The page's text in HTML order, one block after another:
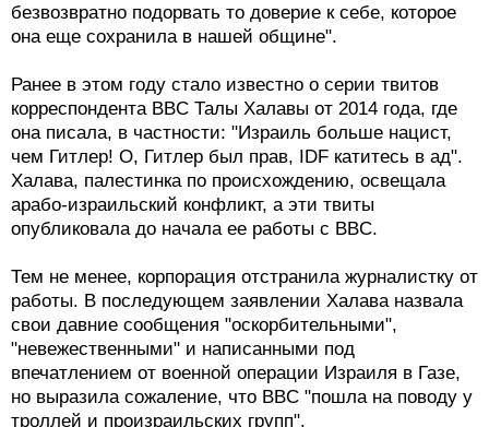
безвозвратно подорвать то доверие к себе, которое
она еще сохранила в нашей общине".
Ранее в этом году стало известно о серии твитов
корреспондента BBC Талы Халавы от 2014 года, где
она писала, в частности: "Израиль больше нацист,
чем Гитлер! О, Гитлер был прав, IDF катитесь в ад".
Халава, палестинка по происхождению, освещала
арабо-израильский конфликт, а эти твиты
опубликовала до начала ее работы с BBC.
Тем не менее, корпорация отстранила журналистку от
работы. В последующем заявлении Халава назвала
свои давние сообщения "оскорбительными",
"невежественными" и написанными под
впечатлением от военной операции Израиля в Газе,
но выразила сожаление, что BBC "пошла на поводу у
троллей и произраильских групп".